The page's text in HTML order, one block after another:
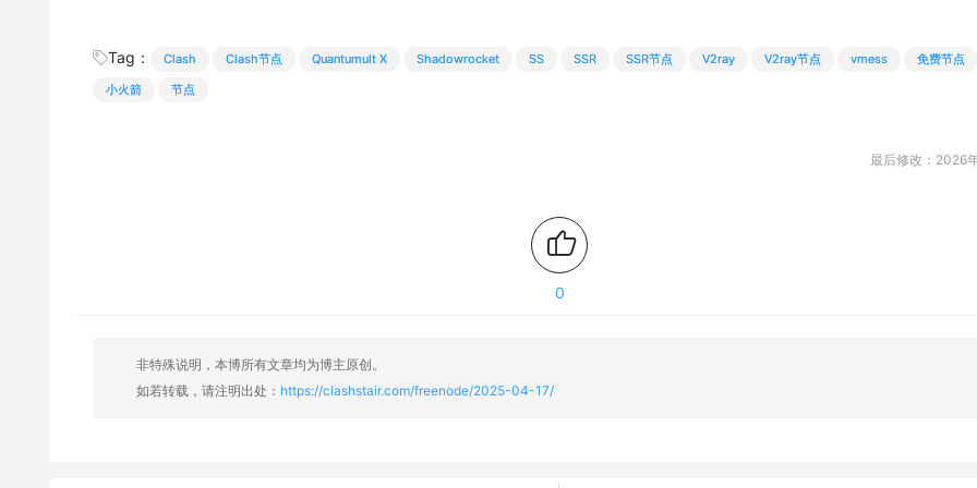
Tag： Clash Clash节点 Quantumult X Shadowrocket SS SSR SSR节点 V2ray V2ray节点 vmess
免费节点
小火箭
节点
最后修改：2026
0
非特殊说明，本博所有文章均为博主原创。
如若转载，请注明出处： https://clashstair.com/freenode/2025-04-17/